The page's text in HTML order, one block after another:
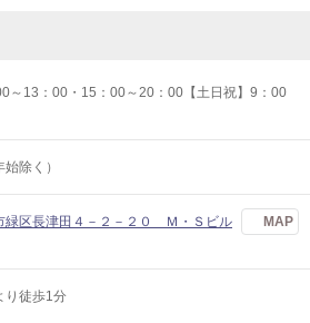
～13：00・15：00～20：00【土日祝】9：00
除く）
緑区長津田４－２－２０ Ｍ・Ｓビル
MAP
り徒歩1分